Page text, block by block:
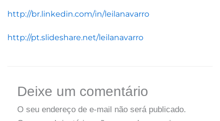
http://br.linkedin.com/in/leilanavarro
http://pt.slideshare.net/leilanavarro
Deixe um comentário
O seu endereço de e-mail não será publicado.